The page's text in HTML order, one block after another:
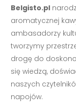
Belgisto.pl
aromatycznej
ambasadorzy
tworzymy
drogę do
się wiedzą,
naszych
napojów.